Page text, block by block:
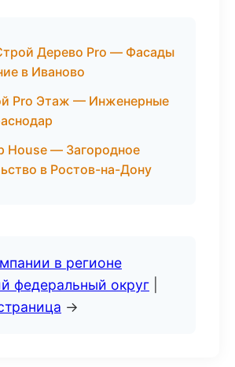
Дерево Pro — Фасады
в Иваново
Pro Этаж — Инженерные
House — Загородное
в Ростов-на-Дону
в регионе
федеральный округ
→